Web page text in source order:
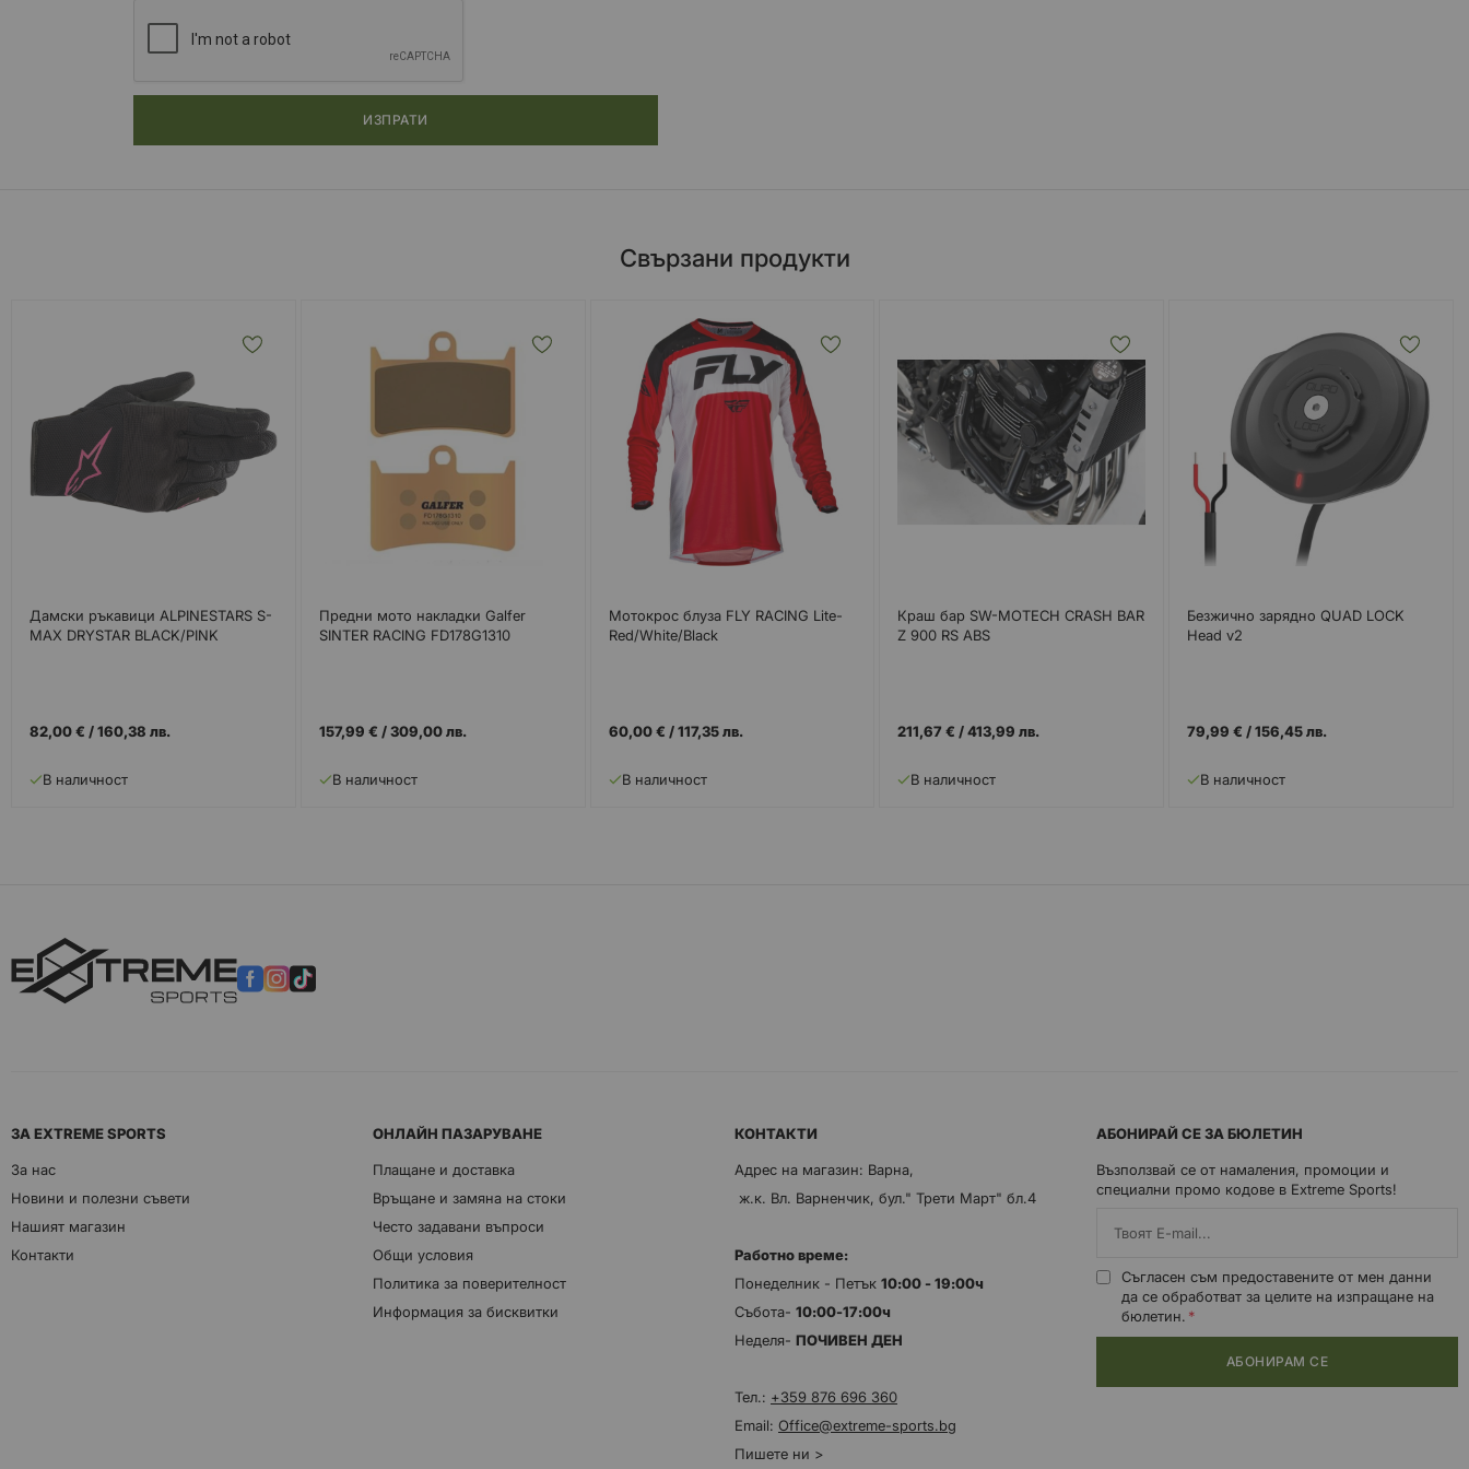
ИЗПРАТИ
Свързани продукти
Дамски ръкавици ALPINESTARS S-
MAX DRYSTAR BLACK/PINK
82,00 € /160,38 лв.
В наличност
Предни мото накладки Galfer
SINTER RACING FD178G1310
157,99 € /309,00 лв.
В наличност
Мотокрос блуза FLY RACING Lite-
Red/White/Black
60,00 € /117,35 лв.
В наличност
Краш бар SW-MOTECH CRASH BAR
Z 900 RS ABS
211,67 € /413,99 лв.
В наличност
Безжично зарядно QUAD LOCK
Head v2
79,99 € /156,45 лв.
В наличност
ЗА EXTREME SPORTS
За нас
Новини и полезни съвети
Нашият магазин
Контакти
ОНЛАЙН ПАЗАРУВАНЕ
Плащане и доставка
Връщане и замяна на стоки
Често задавани въпроси
Общи условия
Политика за поверителност
Информация за бисквитки
КОНТАКТИ
Адрес на магазин: Варна,
ж.к. Вл. Варненчик, бул." Трети Март" бл.4
Работно време:
Понеделник - Петък 10:00 - 19:00ч
Събота- 10:00-17:00ч
Неделя- ПОЧИВЕН ДЕН
Тел.: +359 876 696 360
Email: Office@extreme-sports.bg
Пишете ни >
АБОНИРАЙ СЕ ЗА БЮЛЕТИН
Възползвай се от намаления, промоции и
специални промо кодове в Extreme Sports!
Съгласен съм предоставените от мен данни
да се обработват за целите на изпращане на
бюлетин.
АБОНИРАМ СЕ